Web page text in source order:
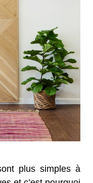
plus simples à